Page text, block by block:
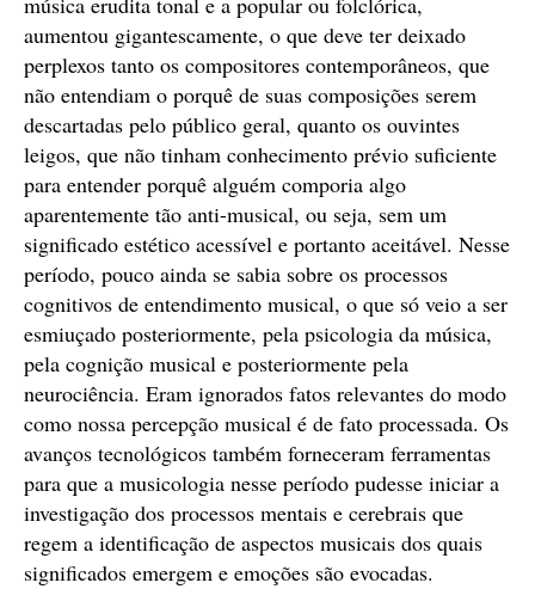
aumentou gigantescamente, o que deve ter deixado
perplexos tanto os compositores contemporâneos, que
não entendiam o porquê de suas composições serem
descartadas pelo público geral, quanto os ouvintes
leigos, que não tinham conhecimento prévio suficiente
para entender porquê alguém comporia algo
aparentemente tão anti-musical, ou seja, sem um
significado estético acessível e portanto aceitável. Nesse
período, pouco ainda se sabia sobre os processos
cognitivos de entendimento musical, o que só veio a ser
esmiuçado posteriormente, pela psicologia da música,
pela cognição musical e posteriormente pela
neurociência. Eram ignorados fatos relevantes do modo
como nossa percepção musical é de fato processada. Os
avanços tecnológicos também forneceram ferramentas
para que a musicologia nesse período pudesse iniciar a
investigação dos processos mentais e cerebrais que
regem a identificação de aspectos musicais dos quais
significados emergem e emoções são evocadas.